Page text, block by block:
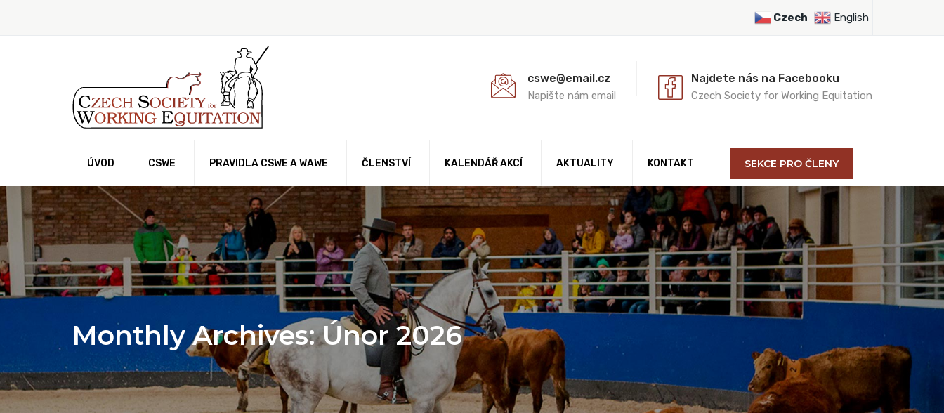
Czech English
cswe@email.cz
Napište nám email
Najdete nás na Facebooku
Czech Society for Working Equitation
ÚVOD CSWE PRAVIDLA CSWE A WAWE ČLENSTVÍ KALENDÁŘ AKCÍ AKTUALITY KONTAKT SEKCE PRO ČLENY
Monthly Archives:Únor 2026